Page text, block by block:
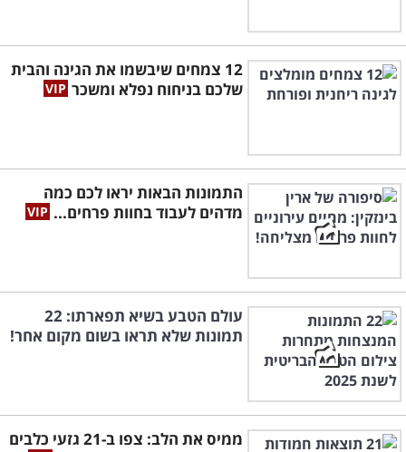
12 צמחים שיבשמו את הגינה והבית
שלכם בניחוח נפלא ומשכר
התמונות הבאות יראו לכם כמה
מדהים לעבוד בחוות פרחים...
עולם הטבע בשיא תפארתו: 22
תמונות שלא תראו בשום מקום אחר!
ממיס את הלב: צפו ב-21 גזעי כלבים